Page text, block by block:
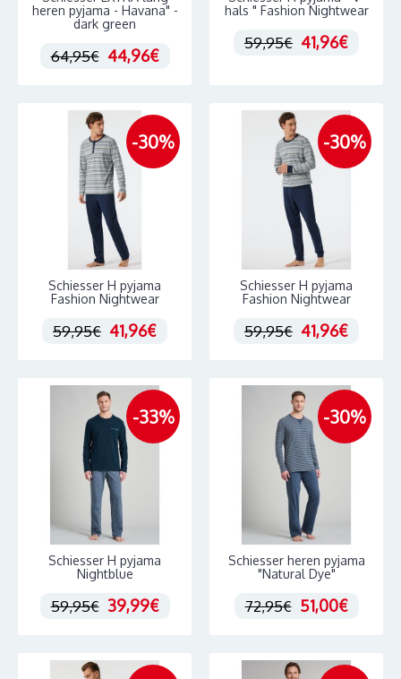
heren pyjama - Havana" -
dark green
64,95€ 44,96€
hals " Fashion Nightwear
59,95€ 41,96€
-30%
Schiesser H pyjama
Fashion Nightwear
59,95€ 41,96€
-30%
Schiesser H pyjama
Fashion Nightwear
59,95€ 41,96€
-33%
Schiesser H pyjama
Nightblue
59,95€ 39,99€
-30%
Schiesser heren pyjama
"Natural Dye"
72,95€ 51,00€